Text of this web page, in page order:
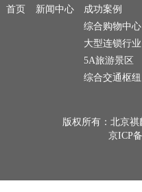
首页 新闻中心 成功案例
综合购物中心
大型连锁行业
5A旅游景区
综合交通枢纽
版权所有：北京祺
京ICP